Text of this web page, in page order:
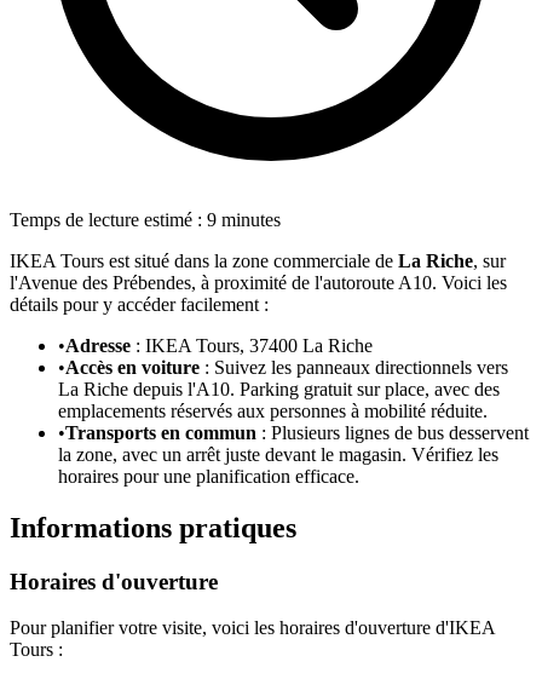
Temps de lecture estimé : 9 minutes
IKEA Tours est situé dans la zone commerciale de La Riche, sur
l'Avenue des Prébendes, à proximité de l'autoroute A10. Voici les
détails pour y accéder facilement :
•Adresse : IKEA Tours, 37400 La Riche
•Accès en voiture : Suivez les panneaux directionnels vers
La Riche depuis l'A10. Parking gratuit sur place, avec des
emplacements réservés aux personnes à mobilité réduite.
•Transports en commun : Plusieurs lignes de bus desservent
la zone, avec un arrêt juste devant le magasin. Vérifiez les
horaires pour une planification efficace.
Informations pratiques
Horaires d'ouverture
Pour planifier votre visite, voici les horaires d'ouverture d'IKEA
Tours :